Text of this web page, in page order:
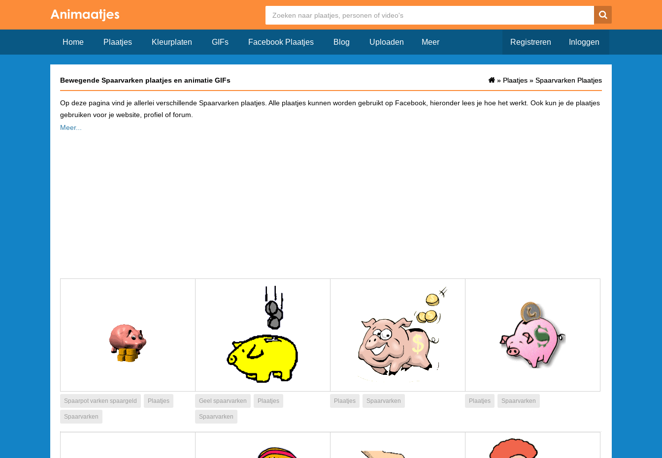
Home Plaatjes Kleurplaten GIFs Facebook Plaatjes Blog Uploaden Meer Registreren Inloggen
Bewegende Spaarvarken plaatjes en animatie GIFs » Plaatjes » Spaarvarken Plaatjes
» Plaatjes » Spaarvarken Plaatjes
Op deze pagina vind je allerlei verschillende Spaarvarken plaatjes. Alle plaatjes kunnen worden gebruikt op Facebook, hieronder lees je hoe het werkt. Ook kun je de plaatjes
gebruiken voor je website, profiel of forum.
Meer...
Spaarpot varken spaargeld Plaatjes
Spaarvarken
Geel spaarvarken Plaatjes
Spaarvarken
Plaatjes Spaarvarken Plaatjes Spaarvarken